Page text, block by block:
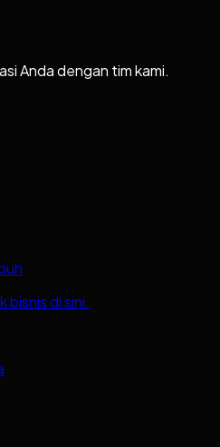
Anda dengan tim kami.
bisnis di sini.